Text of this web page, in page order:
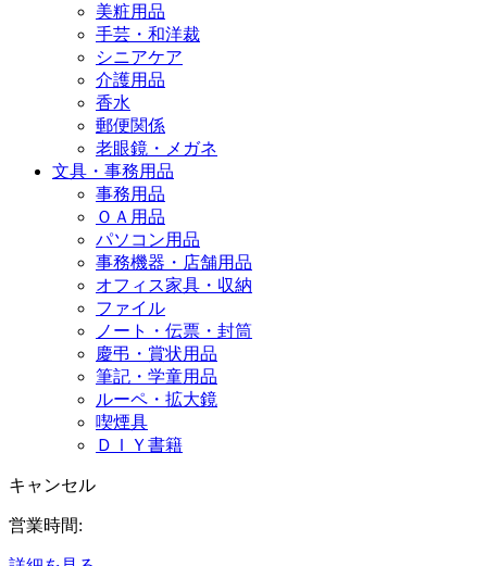
美粧用品
手芸・和洋裁
シニアケア
介護用品
香水
郵便関係
老眼鏡・メガネ
文具・事務用品
事務用品
ＯＡ用品
パソコン用品
事務機器・店舗用品
オフィス家具・収納
ファイル
ノート・伝票・封筒
慶弔・賞状用品
筆記・学童用品
ルーペ・拡大鏡
喫煙具
ＤＩＹ書籍
キャンセル
営業時間: